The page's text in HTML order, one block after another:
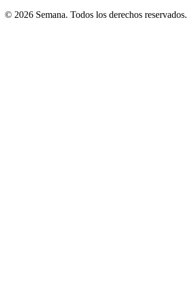
© 2026 Semana. Todos los derechos reservados.